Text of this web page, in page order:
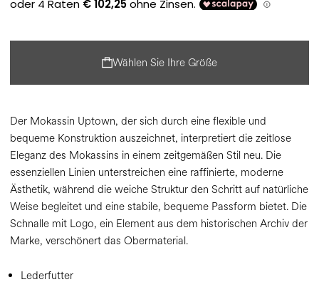
Wählen Sie Ihre Größe
Der Mokassin Uptown, der sich durch eine flexible und
bequeme Konstruktion auszeichnet, interpretiert die zeitlose
Eleganz des Mokassins in einem zeitgemäßen Stil neu. Die
essenziellen Linien unterstreichen eine raffinierte, moderne
Ästhetik, während die weiche Struktur den Schritt auf natürliche
Weise begleitet und eine stabile, bequeme Passform bietet. Die
Schnalle mit Logo, ein Element aus dem historischen Archiv der
Marke, verschönert das Obermaterial.
Lederfutter